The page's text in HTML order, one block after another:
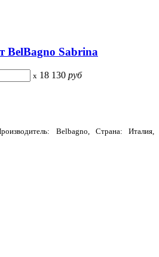
BelBagno Sabrina
x 18 130 руб
Belbagno, Страна: Италия,